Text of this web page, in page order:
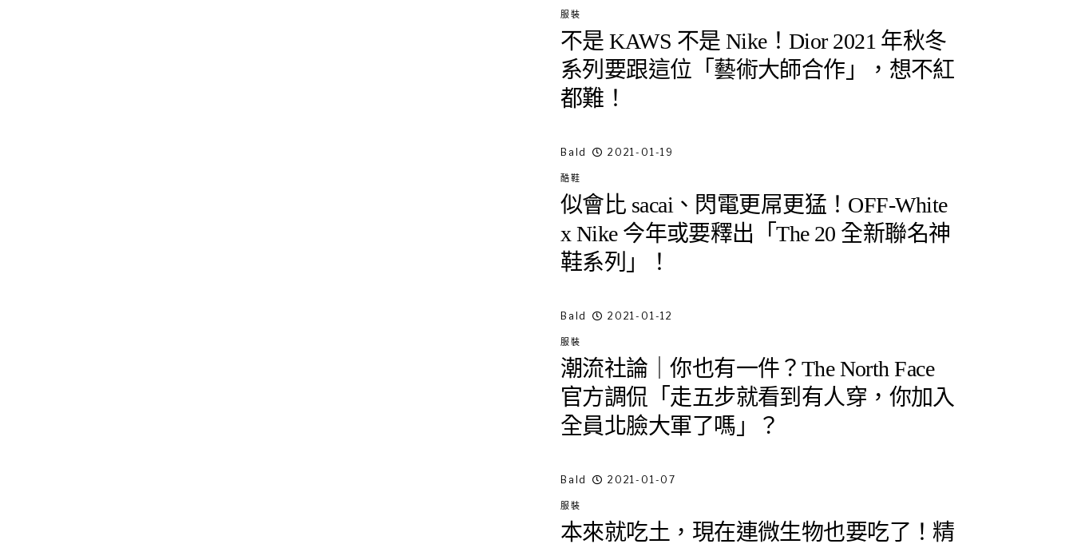
服裝
不是 KAWS 不是 Nike！Dior 2021 年秋冬
系列要跟這位「藝術大師合作」，想不紅
都難！
Bald 2021-01-19
酷鞋
似會比 sacai、閃電更屌更猛！OFF-White
x Nike 今年或要釋出「The 20 全新聯名神
鞋系列」！
Bald 2021-01-12
服裝
潮流社論｜你也有一件？The North Face
官方調侃「走五步就看到有人穿，你加入
全員北臉大軍了嗎」？
Bald 2021-01-07
服裝
本來就吃土，現在連微生物也要吃了！精